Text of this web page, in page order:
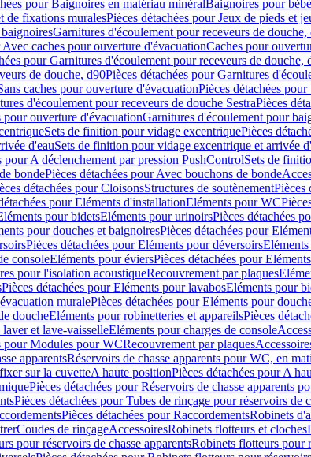
pour Baignoires en matériau minéralBaignoires pour
de fixations muralesPièces détachées pour Jeux de pieds et
Garnitures d'écoulement pour receveurs de douche,
Avec caches pour ouverture d'évacuationCaches pour
pour Garnitures d'écoulement pour receveurs de douche,
de douche, d90Pièces détachées pour Garnitures
caches pour ouverture d'évacuationPièces détachées
d'écoulement pour receveurs de douche SestraPièces
pour ouverture d'évacuationGarnitures d'écoulement pour
Sets de finition pour vidage excentriquePièces
d'eauSets de finition pour vidage excentrique et arrivée
pour A déclenchement par pression PushControlSets de
bondePièces détachées pour Avec bouchons de bonde
détachées pour CloisonsStructures de soutènementPièces
pour Eléments d'installationEléments pour WC
pour bidetsEléments pour urinoirsPièces détachées
pour douches et baignoiresPièces détachées pour
Pièces détachées pour Eléments pour déversoirs
consoleEléments pour éviersPièces détachées pour
pour l'isolation acoustiqueRecouvrement par plaques
Pièces détachées pour Eléments pour lavabosEléments pour
muralePièces détachées pour Eléments pour
doucheEléments pour robinetteries et appareilsPièces
et lave-vaisselleEléments pour charges de console
pour Modules pour WCRecouvrement par plaques
apparentsRéservoirs de chasse apparents pour WC, en
sur la cuvetteA haute positionPièces détachées pour A
Pièces détachées pour Réservoirs de chasse apparents
Pièces détachées pour Tubes de rinçage pour réservoirs de
Pièces détachées pour RaccordementsRobinets
Coudes de rinçageAccessoiresRobinets flotteurs et cloches
pour réservoirs de chasse apparentsRobinets flotteurs pour